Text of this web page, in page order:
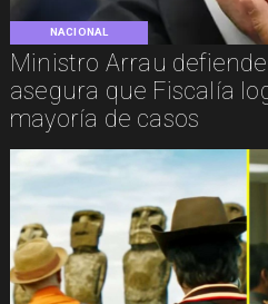
NACIONAL
Ministro Arrau
asegura que Fiscalía
mayoría de casos